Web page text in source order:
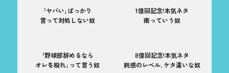
｢ヤバい｣ばっかり
言って対処しない奴
1億回記念!本気ネタ
南っていう奴
｢野球部辞めるなら
オレを殴れ｣って言う奴
8億回記念!本気ネタ
鈍感のレベル､ケタ違いな奴